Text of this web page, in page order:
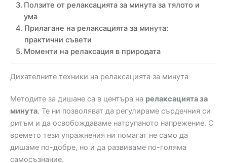
Ползите от релаксацията за минута за тялото и
ума
Прилагане на релаксацията за минута:
практични съвети
Моменти на релаксация в природата
Дихателните техники на релаксацията за минута
Методите за дишане са в центъра на релаксацията за
минута. Те ни позволяват да регулираме сърдечния си
ритъм и да освобождаваме натрупаното напрежение. С
времето тези упражнения ни помагат не само да
дишаме по-добре, но и да развиваме по-голяма
самосъзнание.